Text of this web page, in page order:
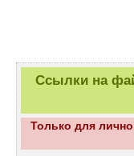
Ссылки на
Только для